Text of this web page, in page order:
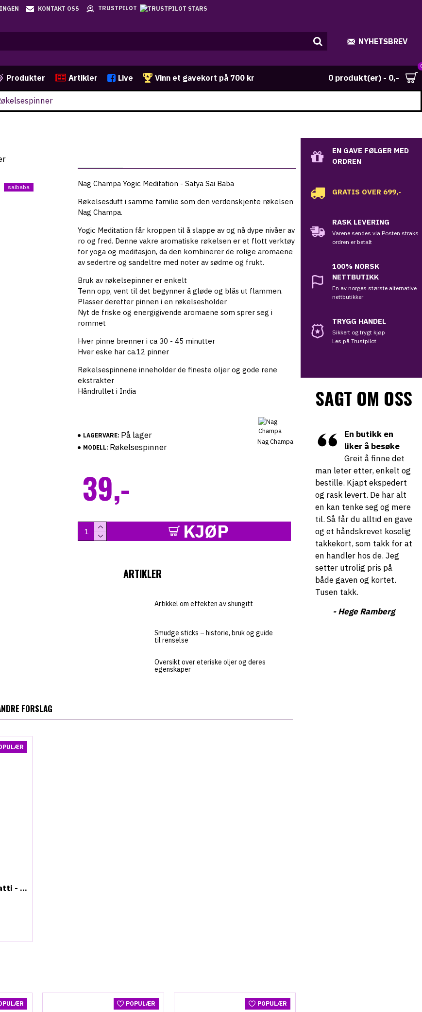
KONTAKT OSS TRUSTPILOT
NYHETSBREV
Produkter Artikler Live Vinn et gavekort på 700 kr 0 produkt(er) - 0,-
saibaba
Nag Champa Yogic Meditation - Satya Sai Baba
Røkelsesduft i samme familie som den verdenskjente røkelsen
Nag Champa.
Yogic Meditation får kroppen til å slappe av og nå dype nivåer av
ro og fred. Denne vakre aromatiske røkelsen er et flott verktøy
for yoga og meditasjon, da den kombinerer de rolige aromaene
av sedertre og sandeltre med noter av sødme og frukt.
Bruk av røkelsepinner er enkelt
Tenn opp, vent til det begynner å gløde og blås ut flammen.
Plasser deretter pinnen i en røkelsesholder
Nyt de friske og energigivende aromaene som sprer seg i
rommet
Hver pinne brenner i ca 30 - 45 minutter
Hver eske har ca.12 pinner
Røkelsespinnene inneholder de fineste oljer og gode rene
ekstrakter
Håndrullet i India
LAGERVARE: På lager
MODELL: Røkelsespinner
Nag Champa
39,-
KJØP
ARTIKLER
Artikkel om effekten av shungitt
Smudge sticks – historie, bruk og guide
til renselse
Oversikt over eteriske oljer og deres
egenskaper
FORSLAG
Nag Champa Agarbatti - Røkelsespinner
POPULÆR POPULÆR
EN GAVE FØLGER MED
ORDREN
GRATIS OVER 699,-
RASK LEVERING
Varene sendes via Posten straks
ordren er betalt
100% NORSK
NETTBUTIKK
En av norges største alternative
nettbutikker
TRYGG HANDEL
Sikkert og trygt kjøp
Les på Trustpilot
SAGT OM OSS
En butikk en
liker å besøke
Greit å finne det
man leter etter, enkelt og
bestille. Kjapt ekspedert
og rask levert. De har alt
en kan tenke seg og mere
til. Så får du alltid en gave
og et håndskrevet koselig
takkekort, som takk for at
en handler hos de. Jeg
setter utrolig pris på
både gaven og kortet.
Tusen takk.
- Hege Ramberg